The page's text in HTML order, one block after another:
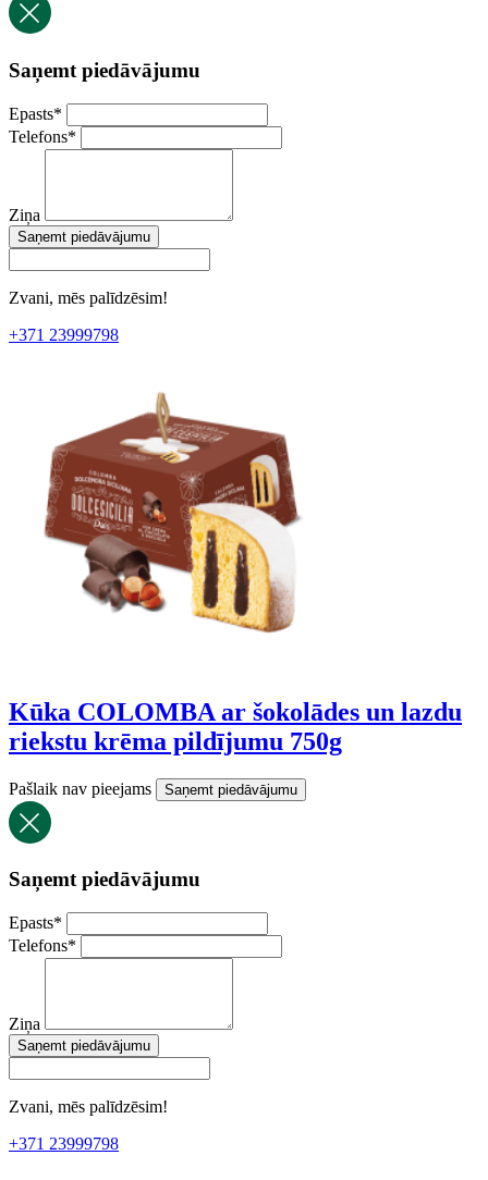
Saņemt piedāvājumu
Epasts*
Telefons*
Ziņa
Saņemt piedāvājumu
Zvani, mēs palīdzēsim!
+371 23999798
Kūka COLOMBA ar šokolādes un lazdu
riekstu krēma pildījumu 750g
Pašlaik nav pieejams Saņemt piedāvājumu
Saņemt piedāvājumu
Epasts*
Telefons*
Ziņa
Saņemt piedāvājumu
Zvani, mēs palīdzēsim!
+371 23999798